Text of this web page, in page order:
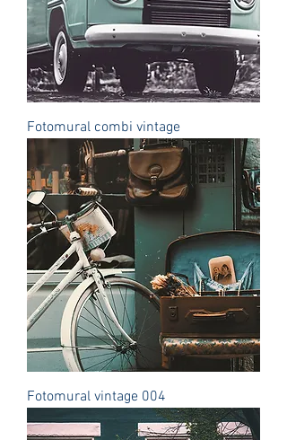
Fotomural combi vintage
Fotomural vintage 004